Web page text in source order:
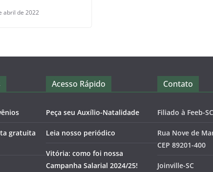
abril de 2022
gratuita
Acesso Rápido
Peça seu Auxílio-Natalidade
Leia nosso periódico
Vitória: como foi nossa
Campanha Salarial 2024/25!
Contato
Filiado à Feeb-
Rua Nove de
CEP 89201-400
Joinville-SC